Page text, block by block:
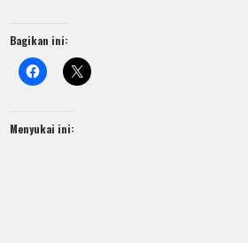
Bagikan ini:
Menyukai ini: